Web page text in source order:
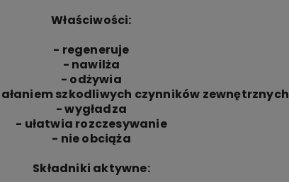
Właściwości:
- regeneruje
- nawilża
- odżywia
szkodliwych czynników zewnętrznych
- wygładza
- ułatwia rozczesywanie
- nie obciąża
Składniki aktywne: